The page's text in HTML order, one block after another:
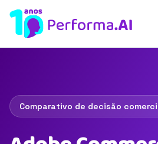
Comparativo de decisão